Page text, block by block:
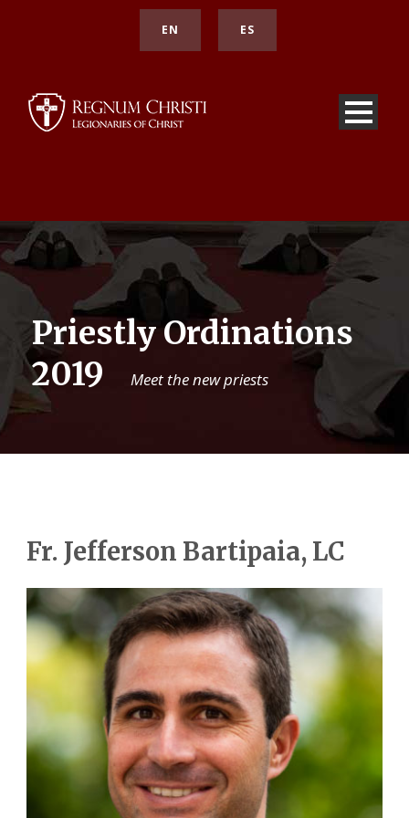
EN ES
Priestly Ordinations
2019
Meet the new priests
Fr. Jefferson Bartipaia, LC